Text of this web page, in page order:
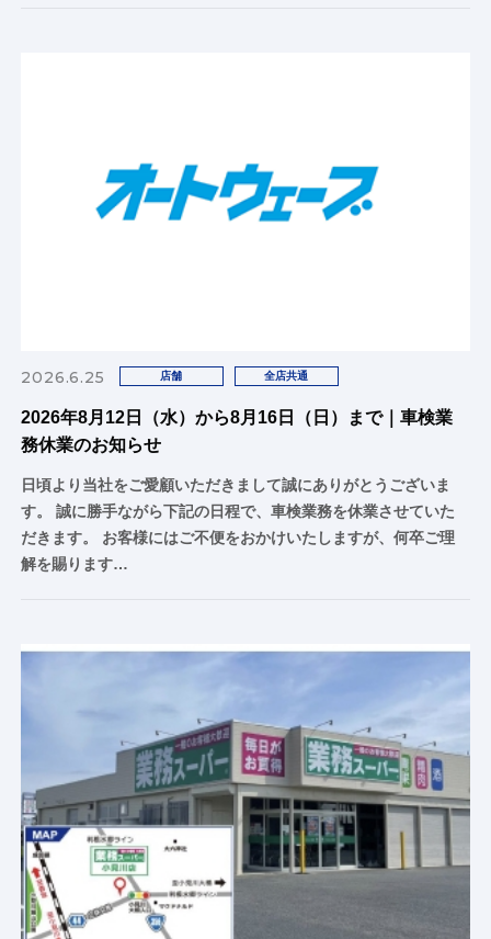
2026.6.25 店舗 全店共通
2026年8月12日（水）から8月16日（日）まで｜車検業
務休業のお知らせ
日頃より当社をご愛顧いただきまして誠にありがとうございま
す。 誠に勝手ながら下記の日程で、車検業務を休業させていた
だきます。 お客様にはご不便をおかけいたしますが、何卒ご理
解を賜ります…